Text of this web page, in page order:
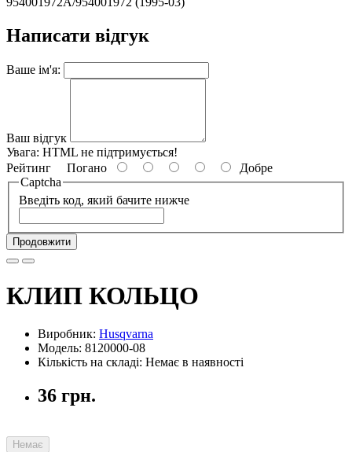
Написати відгук
Ваше ім'я:
Ваш відгук
Увага: HTML не підтримується!
Рейтинг Погано
Добре
Captcha
Введіть код, який бачите нижче
Продовжити
КЛИП КОЛЬЦО
Виробник: Husqvarna
Модель: 8120000-08
Кількість на складі: Немає в наявності
36 грн.
Немає